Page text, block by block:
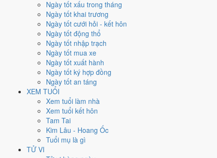
Ngày tốt xấu trong tháng
Ngày tốt khai trương
Ngày tốt cưới hỏi - kết hôn
Ngày tốt động thổ
Ngày tốt nhập trạch
Ngày tốt mua xe
Ngày tốt xuất hành
Ngày tốt ký hợp đồng
Ngày tốt an táng
XEM TUỔI
Xem tuổi làm nhà
Xem tuổi kết hôn
Tam Tai
Kim Lâu - Hoang Ốc
Tuổi mụ là gì
TỬ VI
Tháng 11 năm 2024
Tháng 10 âm năm 2024
Tiết Tiểu Tuyết
Canh Tý
Giáp Thìn